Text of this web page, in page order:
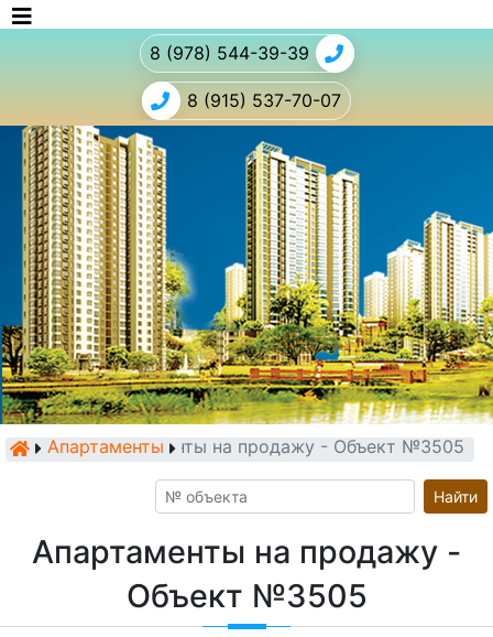
8 (978) 544-39-39
8 (915) 537-70-07
Апартаменты
Апартаменты на продажу - Объект №3505
Найти
Апартаменты на продажу -
Объект №3505